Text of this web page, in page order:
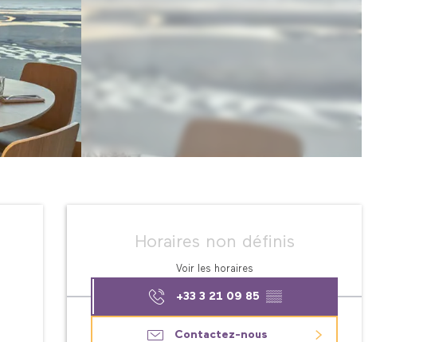
Ouverture et
Horaires non définis
Voir les horaires
+33 3 21 09 85 ▒▒
Contactez-nous